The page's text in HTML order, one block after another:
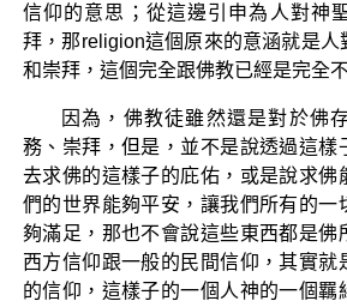
信仰的意思；從這邊引申為人對神
拜，那religion這個原來的意涵就是人
和崇拜，這個完全跟佛教已經是完全
因為，佛教徒雖然還是對於佛
務、崇拜，但是，並不是說透過這樣
去求佛的這樣子的庇佑，或是說求佛
們的世界能夠平安，讓我們所有的一
夠滿足，那也不會說這些東西都是佛
西方信仰跟一般的民間信仰，其實就
的信仰，這樣子的一個人神的一個羈